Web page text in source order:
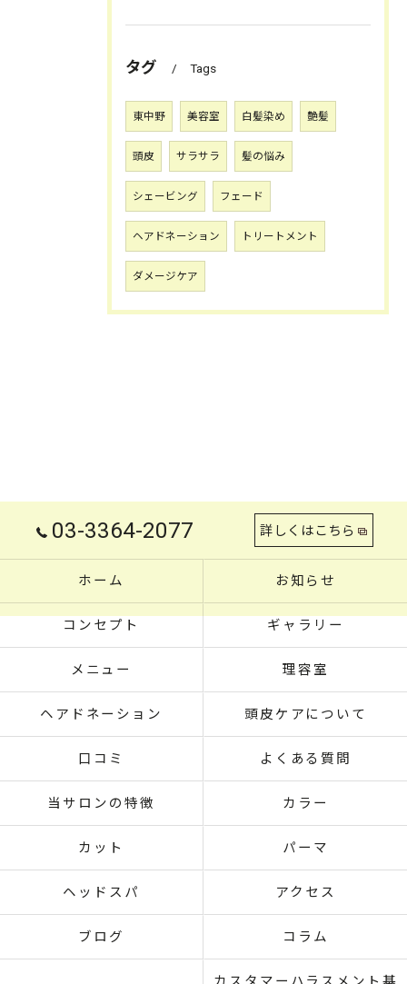
タグ Tags
東中野 美容室 白髪染め 艶髪
頭皮 サラサラ 髪の悩み
シェービング フェード
ヘアドネーション トリートメント
ダメージケア
03-3364-2077 詳しくはこちら
ホーム お知らせ
コンセプト ギャラリー
メニュー 理容室
ヘアドネーション 頭皮ケアについて
口コミ よくある質問
当サロンの特徴 カラー
カット パーマ
ヘッドスパ アクセス
ブログ コラム